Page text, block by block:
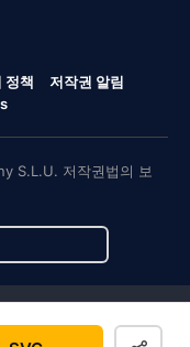
정책
저작권 알림
S.L.U. 저작권법의 보